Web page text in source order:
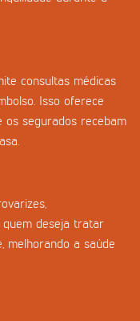
consultas médicas
Isso oferece
os segurados recebam
quem deseja tratar
melhorando a saúde